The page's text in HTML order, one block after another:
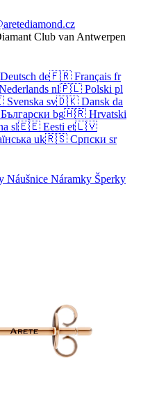
Club van Antwerpen
Deutsch de🇫🇷 Français fr
nl🇵🇱 Polski pl
Svenska sv🇩🇰 Dansk da
Български bg🇭🇷 Hrvatski
sl🇪🇪 Eesti et🇱🇻
uk🇷🇸 Српски sr
Náušnice Náramky Šperky